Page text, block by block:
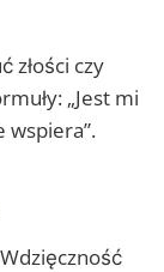
złości czy
„Jest mi